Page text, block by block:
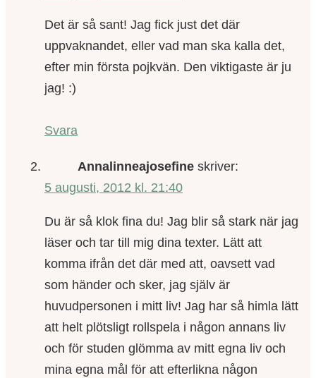
Det är så sant! Jag fick just det där
uppvaknandet, eller vad man ska kalla det,
efter min första pojkvän. Den viktigaste är ju
jag! :)
Svara
Annalinneajosefine skriver:
5 augusti, 2012 kl. 21:40
Du är så klok fina du! Jag blir så stark när jag
läser och tar till mig dina texter. Lätt att
komma ifrån det där med att, oavsett vad
som händer och sker, jag själv är
huvudpersonen i mitt liv! Jag har så himla lätt
att helt plötsligt rollspela i någon annans liv
och för studen glömma av mitt egna liv och
mina egna mål för att efterlikna någon